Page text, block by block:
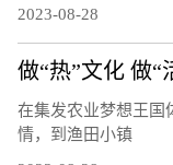
2023-08-28
在集发农业梦想王国
情，到渔田小镇